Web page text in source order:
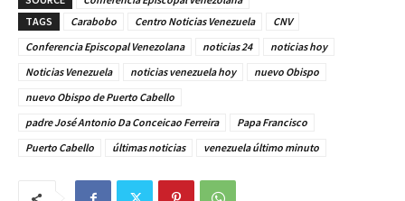
TAGS
Carabobo Centro Noticias Venezuela
CNV
Conferencia Episcopal Venezolana
noticias 24
noticias hoy
Noticias Venezuela
noticias venezuela hoy
nuevo Obispo
nuevo Obispo de Puerto Cabello
padre José Antonio Da Conceicao Ferreira
Papa Francisco
Puerto Cabello
últimas noticias venezuela último minuto